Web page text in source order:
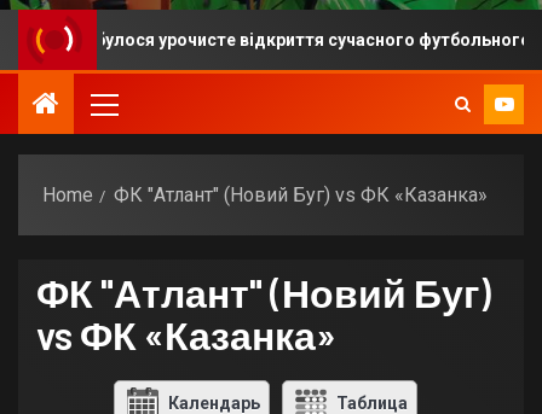
урочисте відкриття сучасного футбольного
Home ФК "Атлант" (Новий Буг) vs ФК «Казанка»
ФК "Атлант" (Новий Буг)
vs ФК «Казанка»
Календарь Таблица